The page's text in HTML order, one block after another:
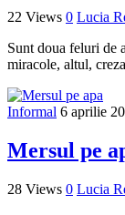
22 Views 0 Lucia
Sunt doua feluri de
miracole, altul,
Informal 6 aprilie
Mersul pe
28 Views 0 Lucia